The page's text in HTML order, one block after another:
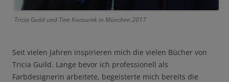
Tricia Guild und Tine Kocourek in München 2017
Seit vielen Jahren inspirieren mich die vielen Bücher von
Tricia Guild. Lange bevor ich professionell als
Farbdesignerin arbeitete, begeisterte mich bereits die